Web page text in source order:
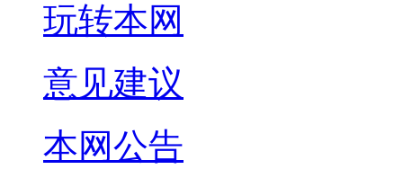
玩转本网
意见建议
本网公告